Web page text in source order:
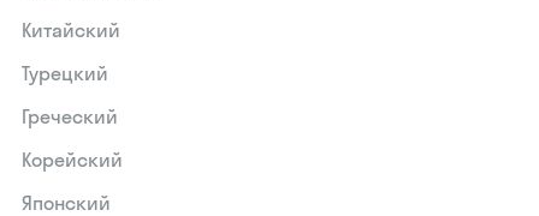
Китайский
Турецкий
Греческий
Корейский
Японский